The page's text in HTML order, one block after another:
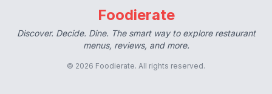
Foodierate
Discover. Decide. Dine. The smart way to explore restaurant
menus, reviews, and more.
© 2026 Foodierate. All rights reserved.